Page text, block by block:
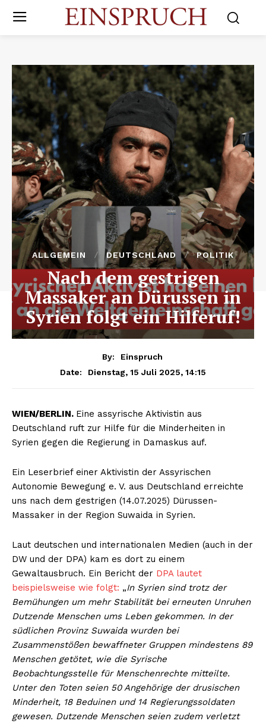
ALLGEMEIN DEUTSCHLAND POLITIK
Nach dem gestrigen
Massaker an Dürussen in
Syrien folgt ein Hilferuf!
By:
Einspruch
Date:
Dienstag, 15 Juli 2025, 14:15
WIEN/BERLIN. Eine assyrische Aktivistin aus
Deutschland ruft zur Hilfe für die Minderheiten in
Syrien gegen die Regierung in Damaskus auf.
Ein Leserbrief einer Aktivistin der Assyrischen
Autonomie Bewegung e. V. aus Deutschland erreichte
uns nach dem gestrigen (14.07.2025) Dürussen-
Massaker in der Region Suwaida in Syrien.
Laut deutschen und internationalen Medien (auch in der
DW und der DPA) kam es dort zu einem
Gewaltausbruch. Ein Bericht der DPA lautet
beispielsweise wie folgt: „In Syrien sind trotz der
Bemühungen um mehr Stabilität bei erneuten Unruhen
Dutzende Menschen ums Leben gekommen. In der
südlichen Provinz Suwaida wurden bei
Zusammenstößen bewaffneter Gruppen mindestens 89
Menschen getötet, wie die Syrische
Beobachtungsstelle für Menschenrechte mitteilte.
Unter den Toten seien 50 Angehörige der drusischen
Minderheit, 18 Beduinen und 14 Regierungssoldaten
gewesen. Dutzende Menschen seien zudem verletzt